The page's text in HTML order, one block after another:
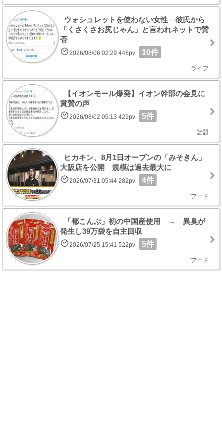
ウォシュレットを使わない女性 彼氏から
「くさくさお尻じゃん」と言われネットで賛
否
2026/08/06 02:29 448pv 10件
ライフ
【イオンモール爆発】イオン幹部の会見に
賞賛の声
2026/08/02 05:13 429pv 5件
話題
ヒカキン、8月1日オープンの「みそきん」
大阪店を公開 規模は過去最大に
2026/07/31 05:44 282pv 4件
フード
「都こんぶ」初の中国産使用 → 異臭が
発生し39万袋を自主回収
2026/07/25 15:41 522pv 5件
フード